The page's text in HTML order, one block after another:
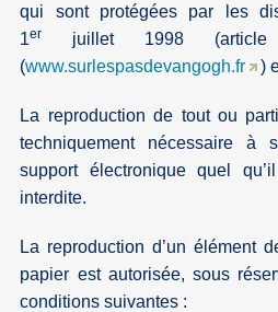
qui sont protégées par les
1er
juillet 1998
(www.surlespasdevangogh.fr )
La reproduction de tout ou
techniquement nécessaire à
support électronique quel
interdite.
La reproduction d’un élément
papier est autorisée, sous
conditions suivantes :